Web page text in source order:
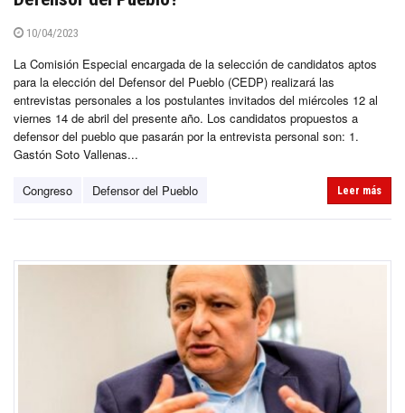
10/04/2023
La Comisión Especial encargada de la selección de candidatos aptos
para la elección del Defensor del Pueblo (CEDP) realizará las
entrevistas personales a los postulantes invitados del miércoles 12 al
viernes 14 de abril del presente año. Los candidatos propuestos a
defensor del pueblo que pasarán por la entrevista personal son: 1.
Gastón Soto Vallenas...
Congreso Defensor del Pueblo Leer más